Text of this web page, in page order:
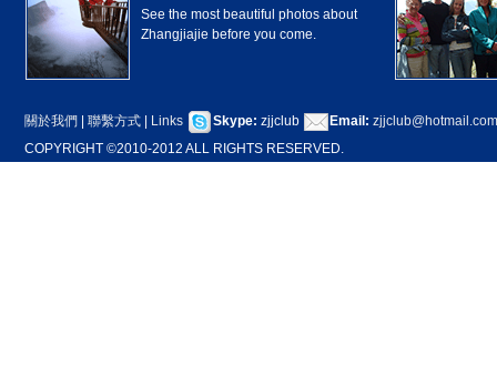
See the most beautiful photos about
Zhangjiajie before you come.
關於我們 聯繫方式 Links Skype: zjjclub Email: zjjclub@hotmail.com
COPYRIGHT ©2010-2012 ALL RIGHTS RESERVED.